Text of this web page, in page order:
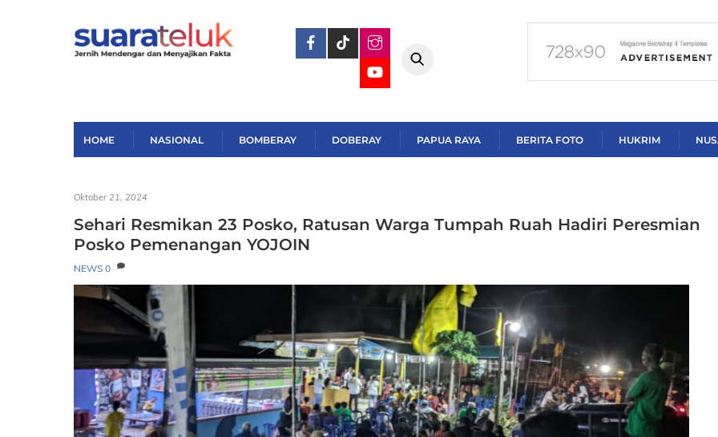
HOME NASIONAL BOMBERAY DOBERAY PAPUA RAYA BERITA FOTO HUKRIM
Oktober 21, 2024
Sehari Resmikan 23 Posko, Ratusan Warga Tumpah Ruah Hadiri Peresmian
Posko Pemenangan YOJOIN
NEWS 0